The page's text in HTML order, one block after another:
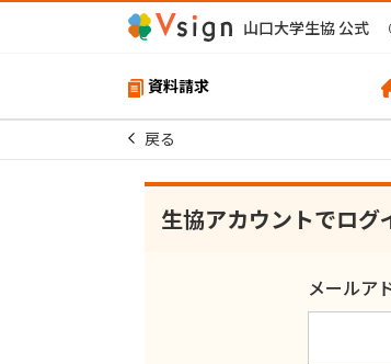
山口大学生協 公式
資料請求
戻る
生協アカウントでログ
メールア